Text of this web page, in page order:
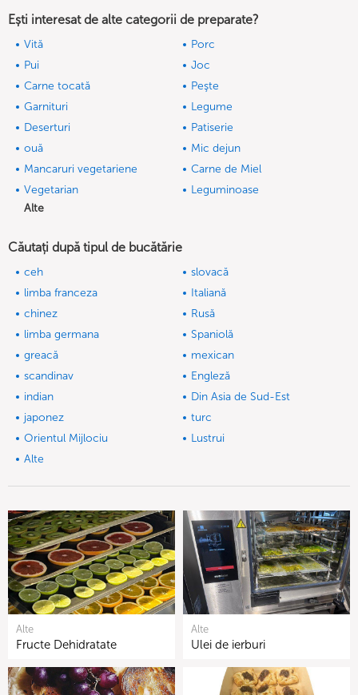
Ești interesat de alte categorii de preparate?
Vită
Porc
Pui
Joc
Carne tocată
Peşte
Garnituri
Legume
Deserturi
Patiserie
ouă
Mic dejun
Mancaruri vegetariene
Carne de Miel
Vegetarian
Leguminoase
Alte
Căutați după tipul de bucătărie
ceh
slovacă
limba franceza
Italiană
chinez
Rusă
limba germana
Spaniolă
greacă
mexican
scandinav
Engleză
indian
Din Asia de Sud-Est
japonez
turc
Orientul Mijlociu
Lustrui
Alte
Alte
Fructe Dehidratate
Alte
Ulei de ierburi